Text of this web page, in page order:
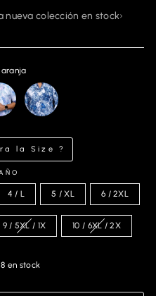
nueva colección en stock›
la Size ?
4 / L 5 / XL 6 / 2XL
9 / 5XL / 1X 10 / 6XL / 2X
en stock